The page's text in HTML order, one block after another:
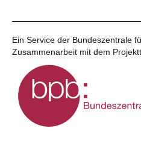
Ein Service der Bundeszentrale
Zusammenarbeit mit dem